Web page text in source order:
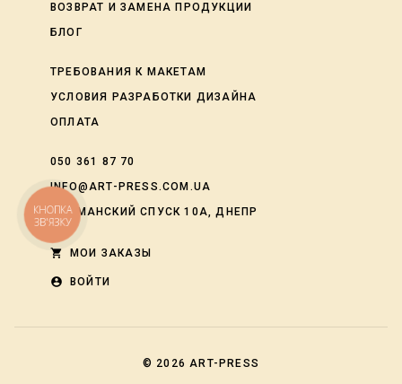
ВОЗВРАТ И ЗАМЕНА ПРОДУКЦИИ
БЛОГ
ТРЕБОВАНИЯ К МАКЕТАМ
УСЛОВИЯ РАЗРАБОТКИ ДИЗАЙНА
ОПЛАТА
050 361 87 70
INFO@ART-PRESS.COM.UA
ЛОЦМАНСКИЙ СПУСК 10А, ДНЕПР
shopping_cart МОИ ЗАКАЗЫ
account_circle ВОЙТИ
© 2026ART-PRESS
КНОПКА
ЗВ'ЯЗКУ